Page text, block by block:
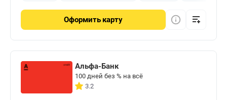
Оформить карту
Альфа-Банк
100 дней без % на всё
3.2